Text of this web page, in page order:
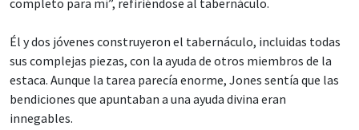
Él y dos jóvenes construyeron el tabernáculo, incluidas todas
sus complejas piezas, con la ayuda de otros miembros de la
estaca. Aunque la tarea parecía enorme, Jones sentía que las
bendiciones que apuntaban a una ayuda divina eran
innegables.